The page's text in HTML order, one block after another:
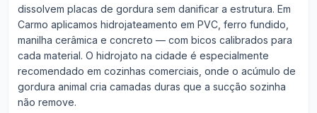
dissolvem placas de gordura sem danificar a estrutura. Em
Carmo aplicamos hidrojateamento em PVC, ferro fundido,
manilha cerâmica e concreto — com bicos calibrados para
cada material. O hidrojato na cidade é especialmente
recomendado em cozinhas comerciais, onde o acúmulo de
gordura animal cria camadas duras que a sucção sozinha
não remove.